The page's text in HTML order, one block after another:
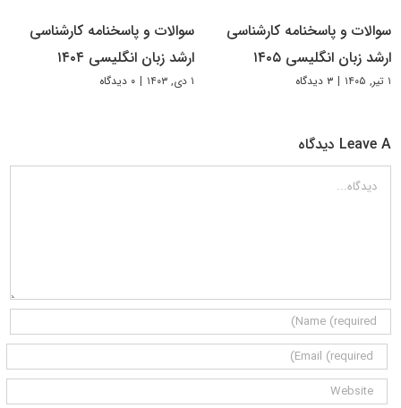
سوالات و پاسخنامه کارشناسی
ارشد زبان انگلیسی ۱۴۰۵
۱ تیر, ۱۴۰۵ | ۳ دیدگاه
سوالات و پاسخنامه کارشناسی
ارشد زبان انگلیسی ۱۴۰۴
۱ دی, ۱۴۰۳ | ۰ دیدگاه
Leave A دیدگاه
دیدگاه